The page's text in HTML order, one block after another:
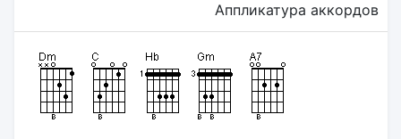
Аппликатура аккордов